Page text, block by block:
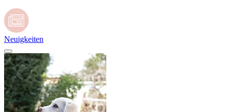
Neuigkeiten